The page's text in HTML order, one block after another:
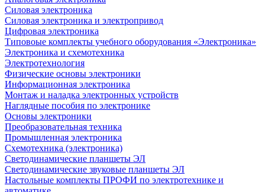
Cиловая электроника
Cиловая электроника и электропривод
Цифровая электроника
Типовоые комплекты учебного оборудования «Электроника»
Электроника и схемотехника
Электротехнология
Физические основы электроники
Информационная электроника
Монтаж и наладка электронных устройств
Наглядные пособия по электронике
Основы электроники
Преобразовательная техника
Промышленная электроника
Схемотехника (электроника)
Светодинамические планшеты ЭЛ
Светодинамические звуковые планшеты ЭЛ
Настольные комплекты ПРОФИ по электротехнике и